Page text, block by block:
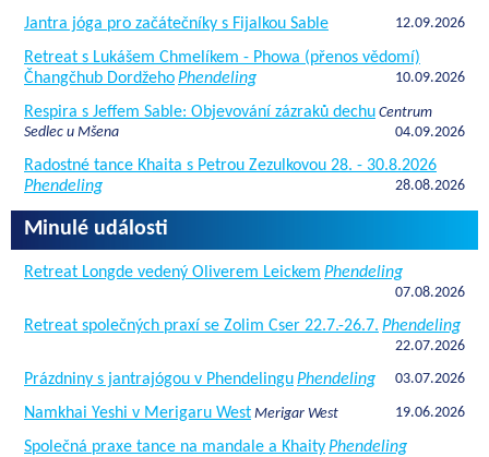
Jantra jóga pro začátečníky s Fijalkou Sable 12.09.2026
Retreat s Lukášem Chmelíkem - Phowa (přenos vědomí)
Čhangčhub DordžehoPhendeling 10.09.2026
Respira s Jeffem Sable: Objevování zázraků dechu Centrum
Sedlec u Mšena
04.09.2026
Radostné tance Khaita s Petrou Zezulkovou 28. - 30.8.2026
Phendeling
28.08.2026
Minulé události
Retreat Longde vedený Oliverem Leickem Phendeling
07.08.2026
Retreat společných praxí se Zolim Cser 22.7.-26.7. Phendeling
22.07.2026
Prázdniny s jantrajógou v PhendelinguPhendeling 03.07.2026
Namkhai Yeshi v Merigaru West Merigar West 19.06.2026
Společná praxe tance na mandale a KhaityPhendeling